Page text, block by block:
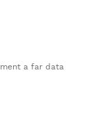
a far data